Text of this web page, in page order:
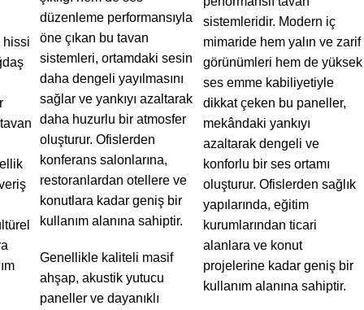
hissi
düzenleme performansıyla
öne çıkan bu tavan
sistemleri, ortamdaki sesin
daha dengeli yayılmasını
sağlar ve yankıyı azaltarak
daha huzurlu bir atmosfer
oluşturur. Ofislerden
konferans salonlarına,
restoranlardan otellere ve
konutlara kadar geniş bir
kullanım alanına sahiptir.
Genellikle kaliteli masif
ahşap, akustik yutucu
paneller ve dayanıklı
sistemleridir. Modern iç
mimaride hem yalın ve zarif
görünümleri hem de yüksek
ses emme kabiliyetiyle
dikkat çeken bu paneller,
mekândaki yankıyı
azaltarak dengeli ve
konforlu bir ses ortamı
oluşturur. Ofislerden sağlık
yapılarında, eğitim
kurumlarından ticari
alanlara ve konut
projelerine kadar geniş bir
kullanım alanına sahiptir.